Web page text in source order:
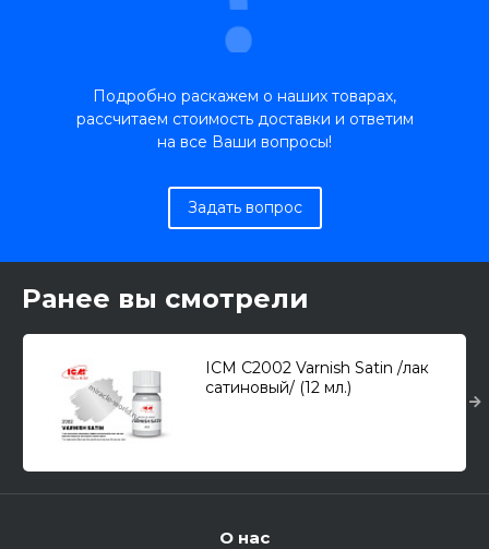
Подробно раскажем о наших товарах,
рассчитаем стоимость доставки и ответим
на все Ваши вопросы!
Задать вопрос
Ранее вы смотрели
ICM C2002 Varnish Satin /лак
сатиновый/ (12 мл.)
О нас